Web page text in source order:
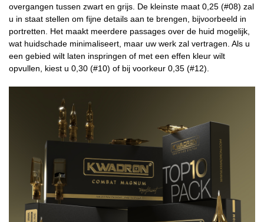
overgangen tussen zwart en grijs. De kleinste maat 0,25 (#08) zal
u in staat stellen om fijne details aan te brengen, bijvoorbeeld in
portretten. Het maakt meerdere passages over de huid mogelijk,
wat huidschade minimaliseert, maar uw werk zal vertragen. Als u
een gebied wilt laten inspringen of met een effen kleur wilt
opvullen, kiest u 0,30 (#10) of bij voorkeur 0,35 (#12).